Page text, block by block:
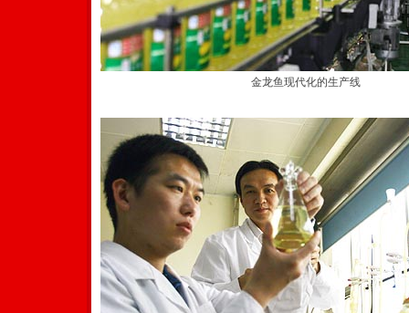
金龙鱼现代化的生产线